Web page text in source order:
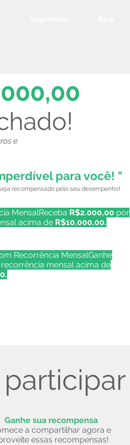
e
para você! "
recompensado pelo seu desempenho!
MensalReceba R$2.000,00 por
acima de R$10.000,00.
Recorrência MensalGanhe
mensal acima de
Ganhe sua recompensa
a compartilhar agora e
essas recompensas!